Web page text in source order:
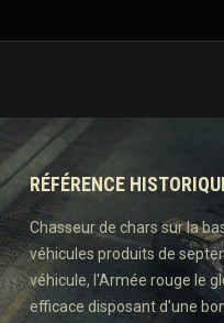
RÉFÉRENCE
Chasseur de chars sur la
véhicules produits de
véhicule, l'Armée rouge le
efficace disposant d'une